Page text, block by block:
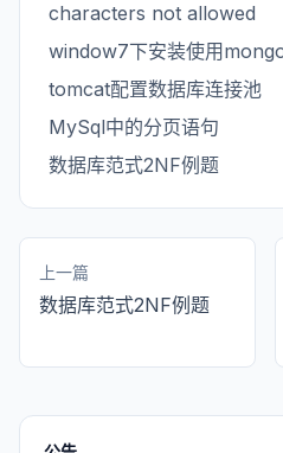
characters not allowed
window7下安装使用
tomcat配置数据库连接池
MySql中的分页语句
数据库范式2NF例题
上一篇
数据库范式2NF例题